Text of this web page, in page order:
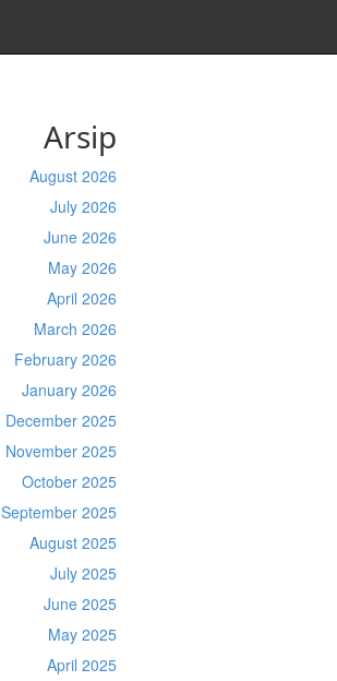
Arsip
August 2026
July 2026
June 2026
May 2026
April 2026
March 2026
February 2026
January 2026
December 2025
November 2025
October 2025
September 2025
August 2025
July 2025
June 2025
May 2025
April 2025